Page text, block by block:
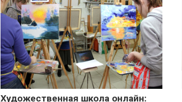
Художественная школа онлайн: